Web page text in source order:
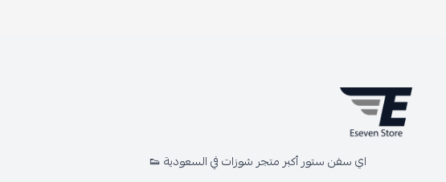
اي سفن ستور أكبر متجر شوزات في السعودية 👟